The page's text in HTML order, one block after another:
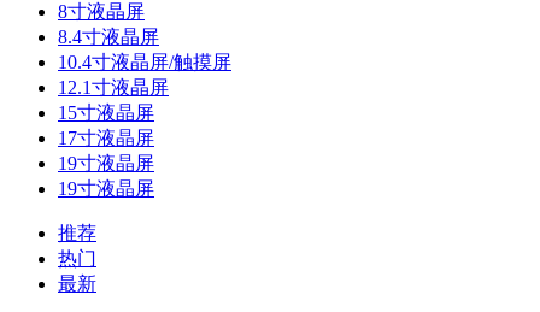
8寸液晶屏
8.4寸液晶屏
10.4寸液晶屏/触摸屏
12.1寸液晶屏
15寸液晶屏
17寸液晶屏
19寸液晶屏
19寸液晶屏
推荐
热门
最新